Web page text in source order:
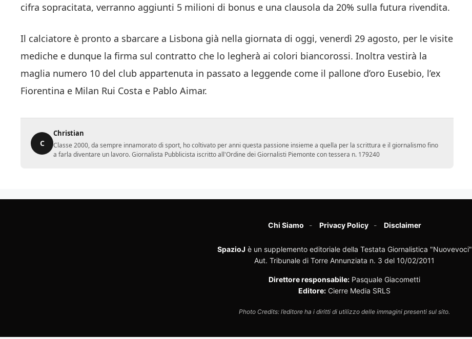
cifra sopracitata, verranno aggiunti 5 milioni di bonus e una clausola da 20% sulla futura rivendita.
Il calciatore è pronto a sbarcare a Lisbona già nella giornata di oggi, venerdì 29 agosto, per le visite
mediche e dunque la firma sul contratto che lo legherà ai colori biancorossi. Inoltra vestirà la
maglia numero 10 del club appartenuta in passato a leggende come il pallone d’oro Eusebio, l’ex
Fiorentina e Milan Rui Costa e Pablo Aimar.
C
Christian
Classe 2000, da sempre innamorato di sport, ho coltivato per anni questa passione insieme a quella per la scrittura e il giornalismo fino
a farla diventare un lavoro. Giornalista Pubblicista iscritto all'Ordine dei Giornalisti Piemonte con tessera n. 179240
Chi Siamo Privacy Policy Disclaimer
SpazioJ è un supplemento editoriale della Testata Giornalistica "Nuovevoci"
Aut. Tribunale di Torre Annunziata n. 3 del 10/02/2011
Direttore responsabile: Pasquale Giacometti
Editore: Cierre Media SRLS
Photo Credits: l’editore ha i diritti di utilizzo delle immagini presenti sul sito.